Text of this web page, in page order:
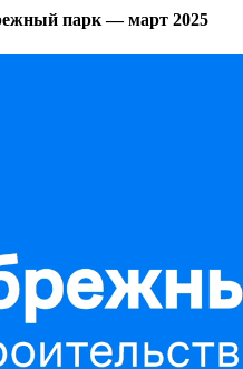
парк — март 2025